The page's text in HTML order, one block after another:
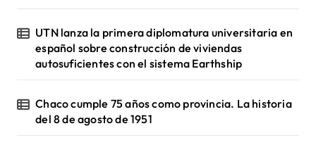
UTN lanza la primera diplomatura universitaria en
español sobre construcción de viviendas
autosuficientes con el sistema Earthship
Chaco cumple 75 años como provincia. La historia
del 8 de agosto de 1951